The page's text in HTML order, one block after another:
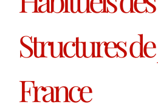
Structures de
France